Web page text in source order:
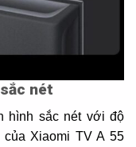
nét
hình sắc nét với độ
Xiaomi TV A 55